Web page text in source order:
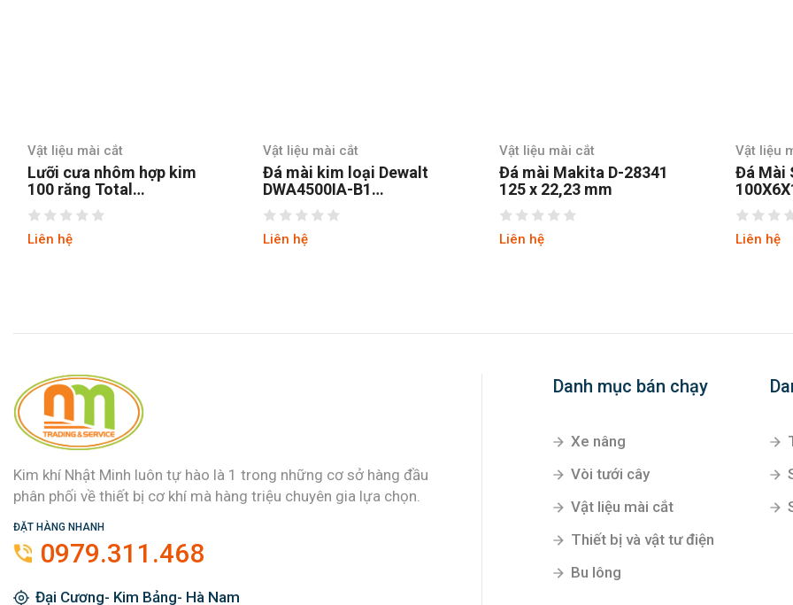
kim
Đá mài kim loại Dewalt
DWA4500IA-B1
Đá mài Makita D-28341
125 x 22,23 mm
Đá Mài Sắt Bosch
100X6X16mm
Kim khí Nhật Minh luôn tự hào là 1 trong những cơ sở hàng đầu
phân phối về thiết bị cơ khí mà hàng triệu chuyên gia lựa chọn.
ĐẶT HÀNG NHANH
0979.311.468
Đại Cương- Kim Bảng- Hà Nam
Danh mục bán chạy
Xe nâng
Vòi tưới cây
Vật liệu mài cắt
Thiết bị và vật tư điện
Bu lông